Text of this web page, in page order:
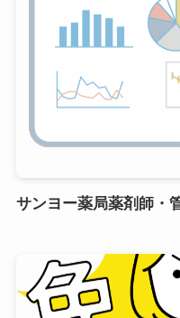
サンヨー薬局薬剤師・